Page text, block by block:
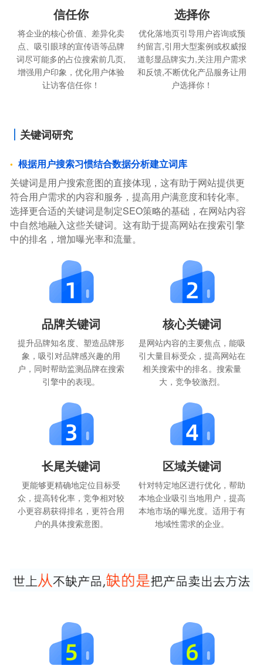
信任你
将企业的核心价值、差异化卖
点、吸引眼球的宣传语等品牌
词尽可能多的占位搜索前几页,
增强用户印象，优化用户体验
让访客信任你！
选择你
优化落地页引导用户咨询或预
约留言,引用大型案例或权威报
道彰显品牌实力,关注用户需求
和反馈,不断优化产品服务让用
户选择你！
关键词研究
根据用户搜索习惯结合数据分析建立词库
关键词是用户搜索意图的直接体现，这有助于网站提供更
符合用户需求的内容和服务，提高用户满意度和转化率。
选择更合适的关键词是制定SEO策略的基础，在网站内容
中自然地融入这些关键词。这有助于提高网站在搜索引擎
中的排名，增加曝光率和流量。
品牌关键词
提升品牌知名度、塑造品牌形
象，吸引对品牌感兴趣的用
户，同时帮助监测品牌在搜索
引擎中的表现。
核心关键词
是网站内容的主要焦点，能吸
引大量目标受众，提高网站在
相关搜索中的排名。搜索量
大，竞争较激烈。
长尾关键词
更能够更精确地定位目标受
众，提高转化率，竞争相对较
小更容易获得排名，更符合用
户的具体搜索意图。
区域关键词
针对特定地区进行优化，帮助
本地企业吸引当地用户，提高
本地市场的曝光度。适用于有
地域性需求的企业。